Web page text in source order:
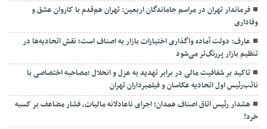
فرماندار تهران در مراسم جاماندگان اربعین: تهران هم‌قدم با کاروان عشق و
وفاداری
عارف: دولت آماده واگذاری اختیارات بازار به اصناف است؛ نقش اتحادیه‌ها در
تنظیم بازار پررنگ‌تر می‌شود
تاکید بر شفافیت مالی در برابر تهدید به عزل و انحلال ;مصاحبه اختصاصی با
نائب‌رئیس اول اتحادیه عکاسان و فیلمبرداران تهران
هشدار رئیس اتاق اصناف همدان؛ اجرای ناعادلانه مالیات، فشار مضاعف بر کسبه
خرد!